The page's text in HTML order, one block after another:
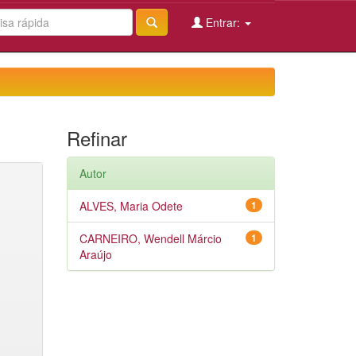
Entrar:
Refinar
Autor
1
ALVES, Maria Odete
1
CARNEIRO, Wendell Márcio
Araújo